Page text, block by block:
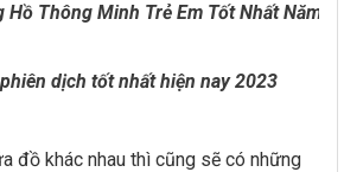
Hồ Thông Minh Trẻ Em Tốt Nhất Năm
dịch tốt nhất hiện nay 2023
đồ khác nhau thì cũng sẽ có những